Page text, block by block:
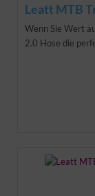
Leatt MTB
Wenn Sie Wert
2.0 Hose die